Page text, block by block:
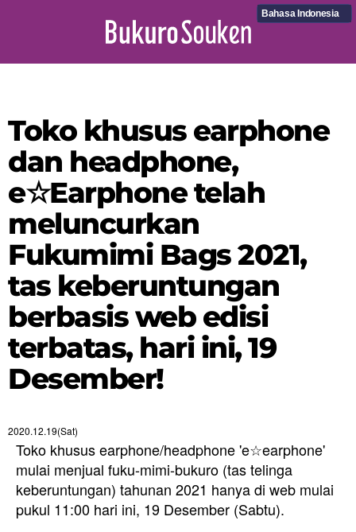
Bahasa Indonesia
Toko khusus earphone
dan headphone,
e☆Earphone telah
meluncurkan
Fukumimi Bags 2021,
tas keberuntungan
berbasis web edisi
terbatas, hari ini, 19
Desember!
2020.12.19(Sat)
Toko khusus earphone/headphone 'e☆earphone'
mulai menjual fuku-mimi-bukuro (tas telinga
keberuntungan) tahunan 2021 hanya di web mulai
pukul 11:00 hari ini, 19 Desember (Sabtu).